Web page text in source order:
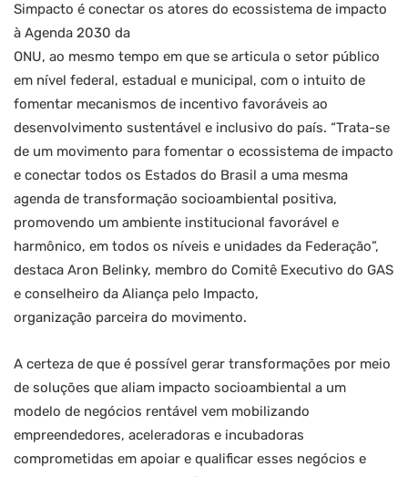
Simpacto é conectar os atores do ecossistema de impacto
à Agenda 2030 da
ONU, ao mesmo tempo em que se articula o setor público
em nível federal, estadual e municipal, com o intuito de
fomentar mecanismos de incentivo favoráveis ao
desenvolvimento sustentável e inclusivo do país. “Trata-se
de um movimento para fomentar o ecossistema de impacto
e conectar todos os Estados do Brasil a uma mesma
agenda de transformação socioambiental positiva,
promovendo um ambiente institucional favorável e
harmônico, em todos os níveis e unidades da Federação”,
destaca Aron Belinky, membro do Comitê Executivo do GAS
e conselheiro da Aliança pelo Impacto,
organização parceira do movimento.
A certeza de que é possível gerar transformações por meio
de soluções que aliam impacto socioambiental a um
modelo de negócios rentável vem mobilizando
empreendedores, aceleradoras e incubadoras
comprometidas em apoiar e qualificar esses negócios e